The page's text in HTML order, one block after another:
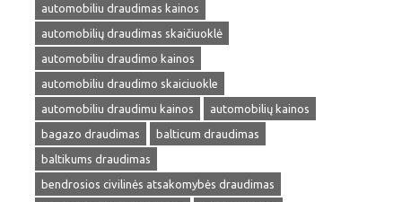
automobiliu draudimas kainos
automobilių draudimas skaičiuoklė
automobiliu draudimo kainos
automobiliu draudimo skaiciuokle
automobiliu draudimu kainos
automobilių kainos
bagazo draudimas
balticum draudimas
baltikums draudimas
bendrosios civilinės atsakomybės draudimas